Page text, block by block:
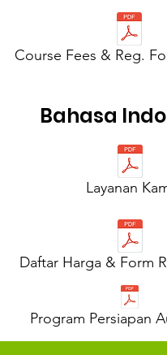
Course Fees & Reg.
Bahasa
Layanan
Daftar Harga & Form
Program Persiapan